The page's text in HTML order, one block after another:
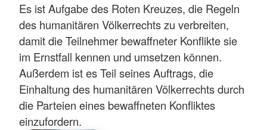
Es ist Aufgabe des Roten Kreuzes, die Regeln
des humanitären Völkerrechts zu verbreiten,
damit die Teilnehmer bewaffneter Konflikte sie
im Ernstfall kennen und umsetzen können.
Außerdem ist es Teil seines Auftrags, die
Einhaltung des humanitären Völkerrechts durch
die Parteien eines bewaffneten Konfliktes
einzufordern.